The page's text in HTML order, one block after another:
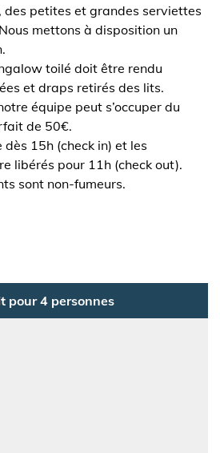
des petites et grandes serviettes
mettons à disposition un
toilé doit être rendu
et draps retirés des lits.
équipe peut s’occuper du
de 50€.
dès 15h (check in) et les
libérés pour 11h (check out).
sont non-fumeurs.
pour 4 personnes